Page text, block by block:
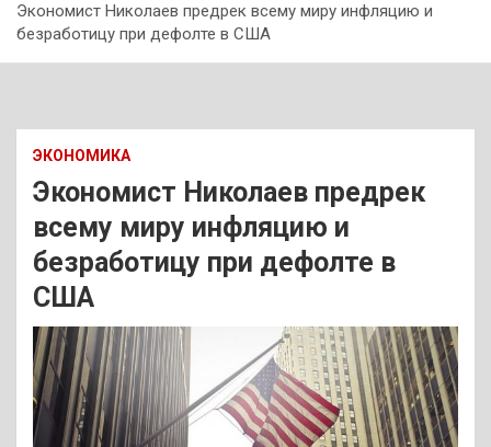
Экономист Николаев предрек всему миру инфляцию и
безработицу при дефолте в США
ЭКОНОМИКА
Экономист Николаев предрек
всему миру инфляцию и
безработицу при дефолте в
США